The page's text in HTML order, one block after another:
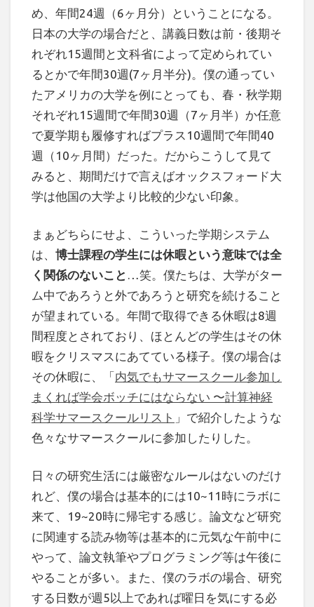
め、年間24週（6ヶ月分）ということになる。
日本の大学の場合だと、講義日数は前・後期そ
れぞれ15週間と文科省によって定められてい
るとかで年間30週(7ヶ月半分)。僕の通ってい
たアメリカの大学を例にとっても、春・秋学期
それぞれ15週間で年間30週（7ヶ月半）か任意
で夏学期も履修すればプラス10週間で年間40
週（10ヶ月間）だった。だからこうして見て
みると、期間だけで言えばオックスフォード大
学は他国の大学より比較的少ない印象。
まぁどちらにせよ、こういった学期システム
は、 博士課程の学生には休暇という意味では全
く関係のないこと …笑。僕たちは、大学がター
ム中であろうと外であろうと研究を続けること
が望まれている。年間で取得できる休暇は8週
間程度とされており、ほとんどの学生はその休
暇をクリスマスにあてている様子。僕の場合は
その休暇に、「内気でもサマースクール参加し
まくれば学会ボッチにはならない 〜計算神経
科学サマースクールリスト 」で紹介したような
色々なサマースクールに参加したりした。
日々の研究生活には厳密なルールはないのだけ
れど、僕の場合は基本的には10~11時にラボに
来て、19~20時に帰宅する感じ。論文など研究
に関連する読み物等は基本的に元気な午前中に
やって、論文執筆やプログラミング等は午後に
やることが多い。また、僕のラボの場合、研究
する日数が週5以上であれば曜日を気にする必